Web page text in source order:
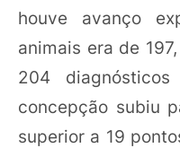
houve avanço
animais era de
204
concepção subiu
superior a 19